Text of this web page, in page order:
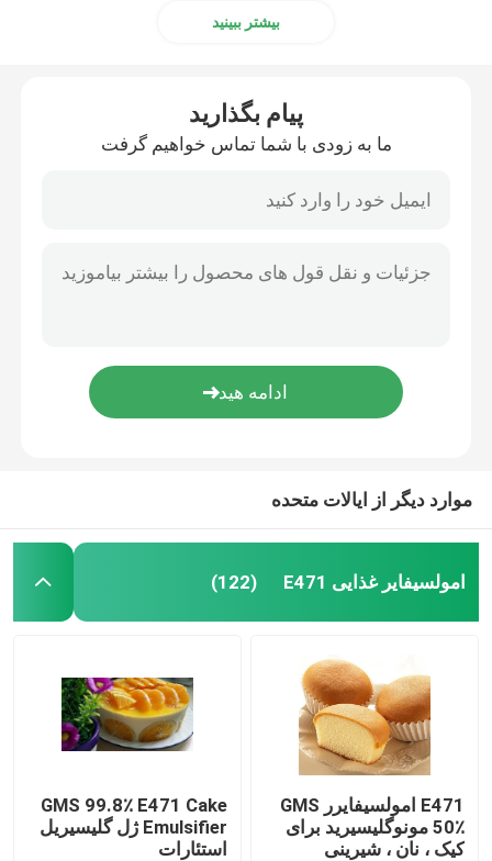
بیشتر ببینید
پیام بگذارید
ما به زودی با شما تماس خواهیم گرفت
موارد دیگر از ایالات متحده
امولسیفایر غذایی E471 (122)
E471 امولسیفایرر GMS
50٪ مونوگلیسیرید برای
کیک ، نان ، شیرینی
GMS 99.8٪ E471 Cake
Emulsifier ژل گلیسیریل
استئارات